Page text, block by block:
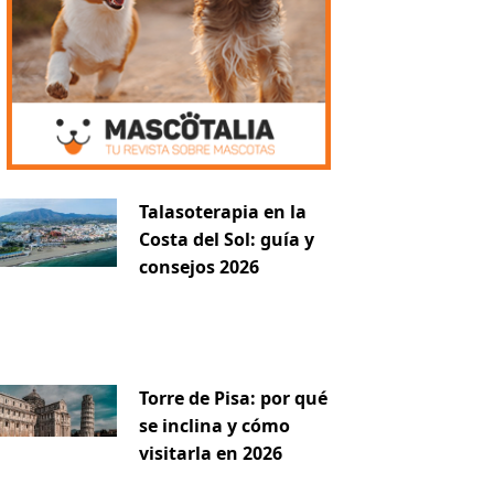
Talasoterapia en la
Costa del Sol: guía y
consejos 2026
Torre de Pisa: por qué
se inclina y cómo
visitarla en 2026